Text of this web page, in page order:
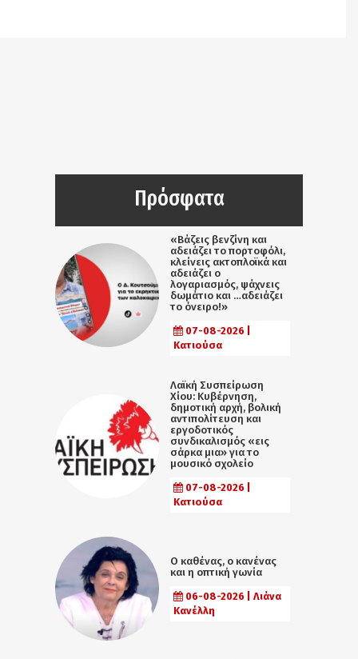
Πρόσφατα
«Βάζεις βενζίνη και
αδειάζει το πορτοφόλι,
κλείνεις ακτοπλοϊκά και
αδειάζει ο
λογαριασμός, ψάχνεις
δωμάτιο και …αδειάζει
το όνειρο!»
07-08-2026 |
Κατιούσα
Λαϊκή Συσπείρωση
Χίου: Κυβέρνηση,
δημοτική αρχή, βολική
αντιπολίτευση και
εργοδοτικός
συνδικαλισμός «εις
σάρκα μια» για το
μουσικό σχολείο
07-08-2026 |
Κατιούσα
Ο καθένας, ο κανένας
και η οπτική γωνία
06-08-2026 | Λιάνα
Κανέλλη